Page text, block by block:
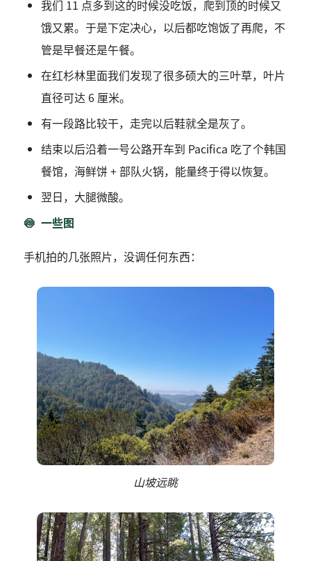
我们 11 点多到这的时候没吃饭，爬到顶的时候又
饿又累。于是下定决心，以后都吃饱饭了再爬，不
管是早餐还是午餐。
在红杉林里面我们发现了很多硕大的三叶草，叶片
直径可达 6 厘米。
有一段路比较干，走完以后鞋就全是灰了。
结束以后沿着一号公路开车到 Pacifica 吃了个韩国
餐馆，海鲜饼 + 部队火锅，能量终于得以恢复。
翌日，大腿微酸。
一些图
手机拍的几张照片，没调任何东西：
山坡远眺